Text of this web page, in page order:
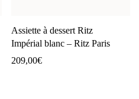
Assiette à dessert Ritz
Impérial blanc – Ritz Paris
209,00€